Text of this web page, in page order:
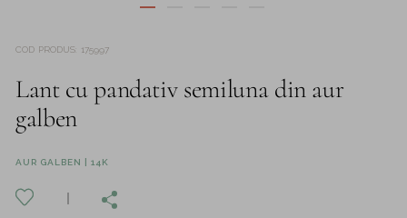
COD PRODUS 175997
Lant cu pandativ semiluna din aur
galben
AUR GALBEN | 14K